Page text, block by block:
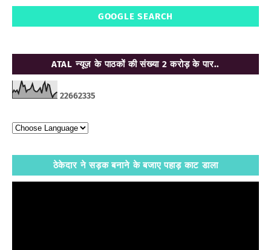
GOOGLE SEARCH
ATAL न्यूज़ के पाठकों की संख्या 2 करोड़ के पार..
22662335
ठेकेदार ने सड़क बनाने के बजाए पहाड़ काट डाला